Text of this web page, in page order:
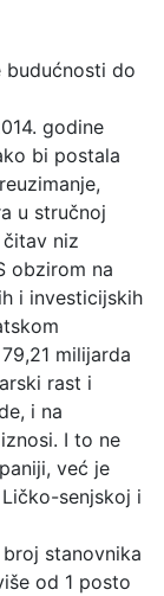
budućnosti do
godine
bi postala
u stručnoj
niz
obzirom na
i investicijskih
milijarda
rast i
i na
I to ne
već je
senjskoj i
stanovnika
od 1 posto